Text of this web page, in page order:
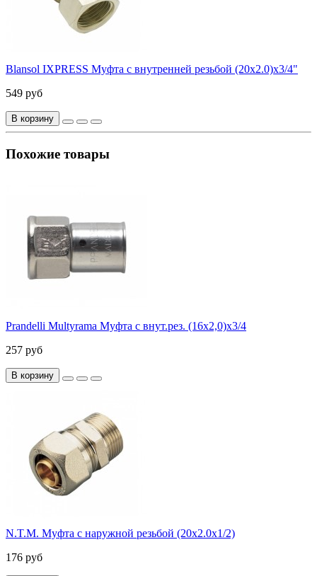
Blansol IXPRESS Муфта с внутренней резьбой (20х2.0)х3/4"
549 руб
В корзину
Похожие товары
Prandelli Multyrama Муфта с внут.рез. (16х2,0)х3/4
257 руб
В корзину
N.T.M. Муфта с наружной резьбой (20х2.0х1/2)
176 руб